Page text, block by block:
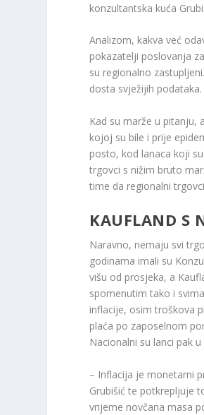
konzultantska kuća
Analizom, kakva već
pokazatelji poslovanja
su regionalno
dosta svježijih podataka.
Kad su marže u pitanju,
kojoj su bile i prije
posto, kod lanaca koji
trgovci s nižim bruto
time da regionalni
KAUFLAND S
Naravno, nemaju svi
godinama imali su
višu od prosjeka, a
spomenutim tako i
inflacije, osim troškova
plaća po zaposelnom
Nacionalni su lanci pak
– Inflacija je monetarni
Grubišić te potkrepljuje
vrijeme novčana masa